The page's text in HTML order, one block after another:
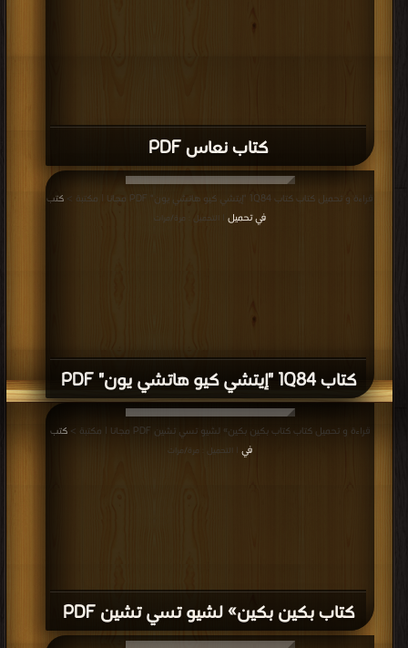
كتاب نعاس PDF
كتاب 1Q84 "إيتشي كيو هاتشي يون" PDF
قراءة و تحميل كتاب كتاب 1Q84 "إيتشي كيو هاتشي يون" PDF مجانا | مكتبة >
كتب
في تحميل
| التحميل : مرة/مرات
كتاب بكين بكين» لشيو تسي تشين PDF
قراءة و تحميل كتاب كتاب بكين بكين» لشيو تسي تشين PDF مجانا | مكتبة >
كتب
في
| التحميل : مرة/مرات